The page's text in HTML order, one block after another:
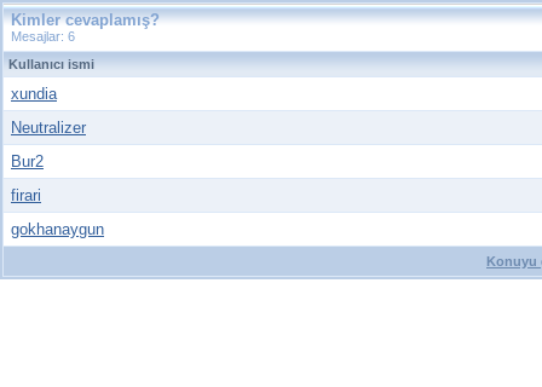
Kimler cevaplamış?
Mesajlar: 6
Kullanıcı ismi
xundia
Neutralizer
Bur2
firari
gokhanaygun
Konuyu